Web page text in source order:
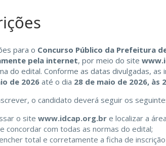
para o Concurso Público da Prefeitura
pela internet, por meio do site
do edital. Conforme as datas divulgadas,
de 2026até o dia 28 de maio de 2026, às
o candidato deverá seguir os
o site www.idcap.org.br e localizar a
concordar com todas as normas do edital;
total e corretamente a ficha de